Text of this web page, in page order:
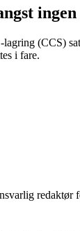
(CCS)
i fare.
redaktør